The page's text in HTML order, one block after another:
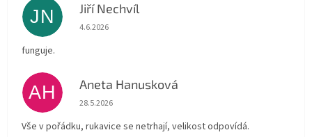
JN Jiří Nechvíl
Hodnocení obchodu je 5 z 5 hvězdiček.
4.6.2026
funguje.
AH Aneta Hanusková
Hodnocení obchodu je 5 z 5 hvězdiček.
28.5.2026
Vše v pořádku, rukavice se netrhají, velikost odpovídá.